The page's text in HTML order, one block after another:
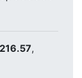
,